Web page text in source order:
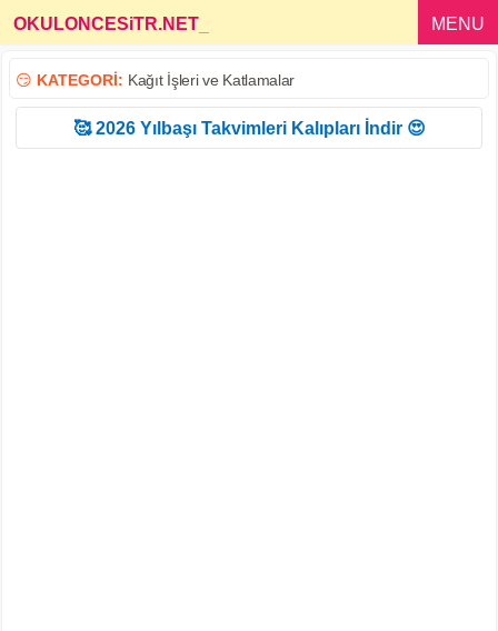
OKULONCESiTR.NET MENU
😏 KATEGORİ: Kağıt İşleri ve Katlamalar
🥰 2026 Yılbaşı Takvimleri Kalıpları İndir 😍